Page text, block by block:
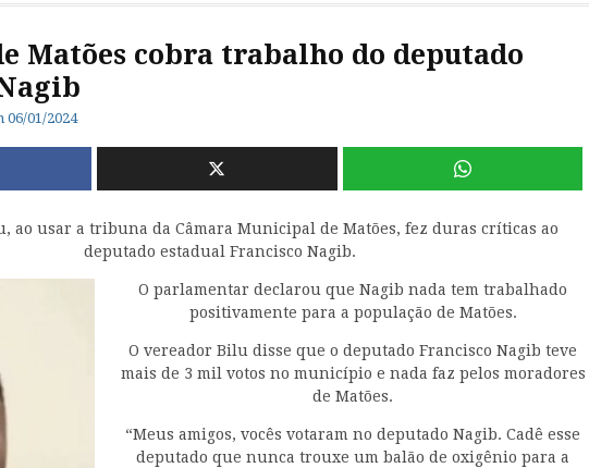
Matões cobra trabalho do deputado
06/01/2024
ao usar a tribuna da Câmara Municipal de Matões, fez duras críticas ao
deputado estadual Francisco Nagib.
O parlamentar declarou que Nagib nada tem trabalhado
positivamente para a população de Matões.
O vereador Bilu disse que o deputado Francisco Nagib teve
mais de 3 mil votos no município e nada faz pelos moradores
de Matões.
“Meus amigos, vocês votaram no deputado Nagib. Cadê esse
deputado que nunca trouxe um balão de oxigênio para a